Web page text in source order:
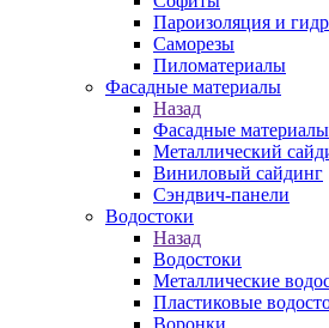
Пароизоляция и
Саморезы
Пиломатериалы
Фасадные материалы
Назад
Фасадные материалы
Металлический
Виниловый сайдинг
Сэндвич-панели
Водостоки
Назад
Водостоки
Металлические
Пластиковые
Воронки